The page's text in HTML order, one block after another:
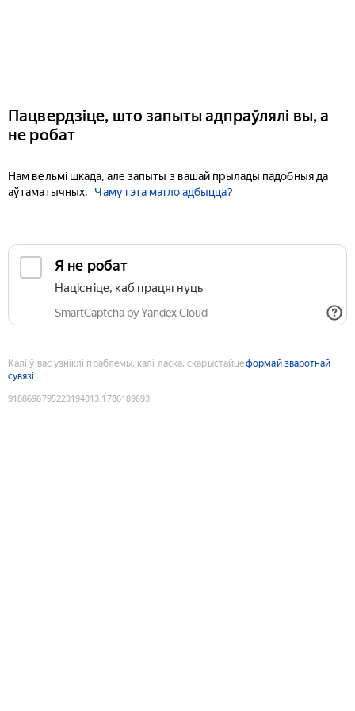
Пацвердзіце, што запыты адпраўлялі вы, а
не робат
Нам вельмі шкада, але запыты з вашай прылады падобныя да
аўтаматычных.
Чаму гэта магло адбыцца?
Я не робат
Націсніце, каб працягнуць
SmartCaptcha by Yandex Cloud
Калі ў вас узніклі праблемы, калі ласка, скарыстайцеформай зваротнай
сувязі
9188696795223194813:1786189693